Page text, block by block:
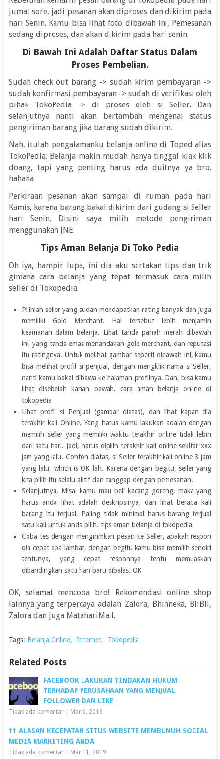
jumat sore, jadi pesanan akan diproses dan dikirim pada
hari Senin. Kamu bisa lihat foto dibawah ini, Pemesanan
sedang diproses, dan akan dikirim pada hari senin.
Di Bawah Ini Adalah Daftar Status Dalam
Proses Pembelian.
Sudah check out barang -> sudah kirim pembayaran ->
sudah konfirmasi pembayaran -> sudah di verifikasi oleh
pihak TokoPedia -> di proses oleh si Seller. Dan
selanjutnya nanti akan bertambah mengenai status
pengiriman barang jika barang sudah dikirim.
Nah, itulah pengalamanku belanja online di Toped alias
TokoPedia. Belanja makin mudah hanya tinggal klak klik
doang, tapi yang penting harus ada duitnya ya bro.
hahaha
Perkiraan pesanan akan sampai di rumah pada hari
Kamis, karena barang bakal dikirim dari gudang si Seller
hari Senin. Disini saya milih metode pengiriman
menggunakan JNE.
Tips Aman Belanja Di Toko Pedia
Oh iya, hampir lupa, ini dia aku sertakan tips dan trik
gimana cara belanja yang tepat termasuk cara milih
seller di Tokopedia.
Pilihlah seller yang sudah mendapatkan rating banyak dan juga
memiliki Gold Merchant. Hal tersebut lebih menjamin
keamanan dalam belanja. Lihat tanda panah merah dibawah
ini, yang tanda emas menandakan gold merchant, dan reputasi
itu ratingnya. Untuk melihat gambar seperti dibawah ini, kamu
bisa melihat profil si penjual, dengan mengklik nama si Seller,
nanti kamu bakal dibawa ke halaman profilnya. Dan, bisa kamu
lihat disebelah kanan bawah. cara aman belanja online di
tokopedia
Lihat profil si Penjual (gambar diatas), dan lihat kapan dia
terakhir kali Online. Yang harus kamu lakukan adalah dengan
memilih seller yang memiliki waktu terakhir online tidak lebih
dari satu hari. Jadi, harus dipilih terakhir kali online sekitar xxx
jam yang lalu. Contoh diatas, si Seller terakhir kali online 3 jam
yang lalu, which is OK lah. Karena dengan begitu, seller yang
kita pilih itu selalu aktif dan tanggap dengan pemesanan.
Selanjutnya, Misal kamu mau beli kacang goreng, maka yang
harus anda lihat adalah deskripsinya, dan lihat berapa kali
barang itu terjual. Paling tidak minimal harus barang terjual
satu kali untuk anda pilih. tips aman belanja di tokopedia
Coba tes dengan mengirimkan pesan ke Seller, apakah respon
dia cepat apa lambat, dengan begitu kamu bisa memilih sendiri
tentunya, yang cepat responnya tentu memuaskan
dibandingkan satu hari baru dibalas. OK
OK, selamat mencoba bro!. Rekomendasi online shop
lainnya yang terpercaya adalah Zalora, Bhinneka, BliBli,
Zalora dan juga MatahariMall.
Tags: Belanja Online, Internet, Tokopedia
Related Posts
FACEBOOK LAKUKAN TINDAKAN HUKUM
TERHADAP PERUSAHAAN YANG MENJUAL
FOLLOWER DAN LIKE
Tidak ada komentar| Mar 6, 2019
11 ALASAN KECEPATAN SITUS WEBSITE MEMBUNUH SOCIAL
MEDIA MARKETING ANDA
Tidak ada komentar| Mar 11, 2019